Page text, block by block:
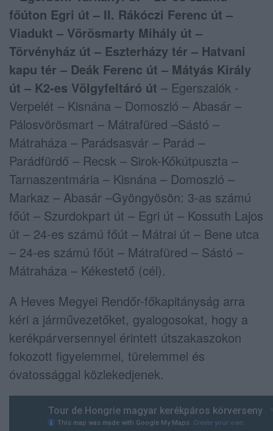
főúton Egri út – II. Rákóczi Ferenc út –
Viadukt – Vörösmarty Mihály út –
Törvényház út – Eszterházy tér – Hatvani
kapu tér – Deák Ferenc út – Mátyás Király
út – K2-es Völgyfeltáró út – Egerszalók ­-
Verpelét – Kisnána – Domoszló – Abasár –
Pálosvörösmart – Mátrafüred –Sástó –
Mátraháza – Parádsasvár – Parád –
Parádfürdő – Recsk – Sirok-Kőkútpuszta –
Tarnaszentmária – Kisnána – Domoszló –
Markaz – Abasár –Gyöngyösön: 3-as számú
főút – Szurdokpart út – Egri út – Kossuth Lajos
út – 24-es számú főút – Mátrai út – Bene utca
– 24-es számú főút – Mátrafüred – Sástó –
Mátraháza – Kékestető (cél).
A Heves Megyei Rendőr-főkapitányság arra
kéri a járművezetőket, gyalogosokat, hogy a
kerékpárversennyel érintett útszakaszokon
fokozott figyelemmel, türelemmel és
óvatossággal közlekedjenek.